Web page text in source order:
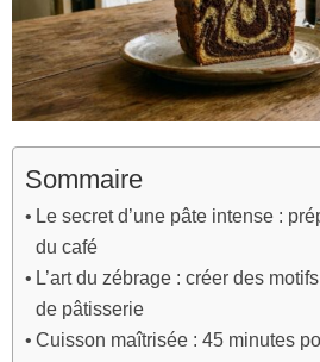
Sommaire
Le secret d’une pâte intense :
du café
L’art du zébrage : créer des
de pâtisserie
Cuisson maîtrisée : 45 minutes